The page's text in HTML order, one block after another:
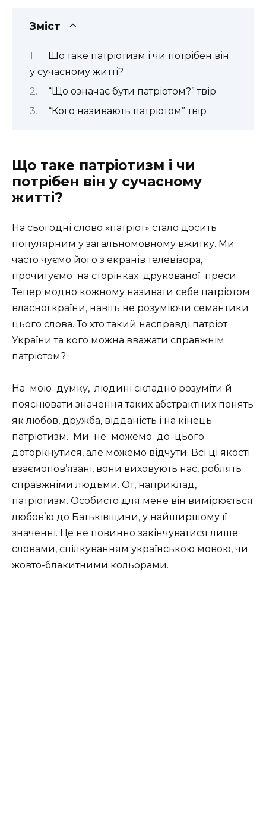
Зміст
Що таке патріотизм і чи потрібен він
у сучасному житті?
“Що означає бути патріотом?” твір
“Кого називають патріотом” твір
Що таке патріотизм і чи
потрібен він у сучасному
житті?
На сьогодні слово «патріот» стало досить
популярним у загальномовному вжитку. Ми
часто чуємо його з екранів телевізора,
прочитуємо на сторінках друкованої преси.
Тепер модно кожному називати себе патріотом
власної країни, навіть не розуміючи семантики
цього слова. То хто такий насправді патріот
України та кого можна вважати справжнім
патріотом?
На мою думку, людині складно розуміти й
пояснювати значення таких абстрактних понять
як любов, дружба, відданість і на кінець
патріотизм. Ми не можемо до цього
доторкнутися, але можемо відчути. Всі ці якості
взаємопов’язані, вони виховують нас, роблять
справжніми людьми. От, наприклад,
патріотизм. Особисто для мене він вимірюється
любов’ю до Батьківщини, у найширшому її
значенні. Це не повинно закінчуватися лише
словами, спілкуванням українською мовою, чи
жовто-блакитними кольорами.